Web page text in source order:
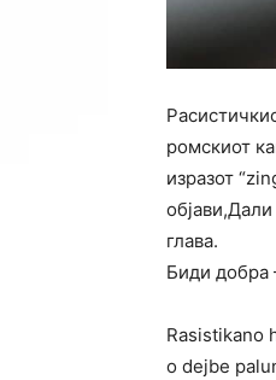
ромскиот
изразот
глава.
Биди добра
Rasistikano
o dejbe